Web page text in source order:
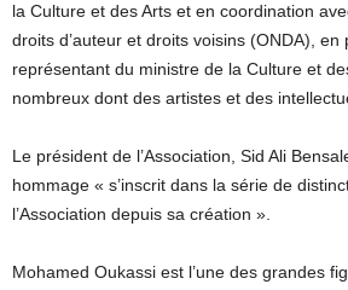
la Culture et des Arts et en coordination
droits d’auteur et droits voisins (ONDA), en
représentant du ministre de la Culture et
nombreux dont des artistes et des
Le président de l’Association, Sid Ali
hommage « s’inscrit dans la série de
l’Association depuis sa création ».
Mohamed Oukassi est l’une des grandes